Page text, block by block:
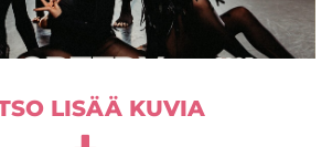
LISÄÄ KUVIA